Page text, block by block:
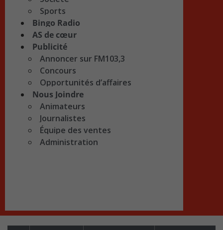
Sports
Bingo Radio
AS de cœur
Publicité
Annoncer sur FM103,3
Concours
Opportunités d’affaires
Nous Joindre
Animateurs
Journalistes
Équipe des ventes
Administration